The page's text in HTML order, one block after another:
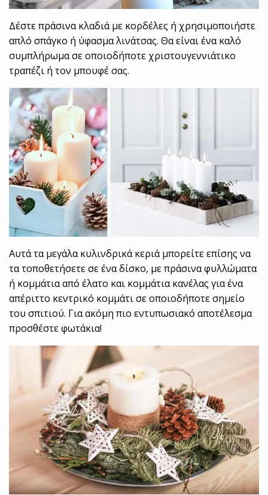
Δέστε πράσινα κλαδιά με κορδέλες ή χρησιμοποιήστε
απλό σπάγκο ή ύφασμα λινάτσας. Θα είναι ένα καλό
συμπλήρωμα σε οποιοδήποτε χριστουγεννιάτικο
τραπέζι ή τον μπουφέ σας.
Αυτά τα μεγάλα κυλινδρικά κεριά μπορείτε επίσης να
τα τοποθετήσετε σε ένα δίσκο, με πράσινα φυλλώματα
ή κομμάτια από έλατο και κομμάτια κανέλας για ένα
απέριττο κεντρικό κομμάτι σε οποιοδήποτε σημείο
του σπιτιού. Για ακόμη πιο εντυπωσιακό αποτέλεσμα
προσθέστε φωτάκια!